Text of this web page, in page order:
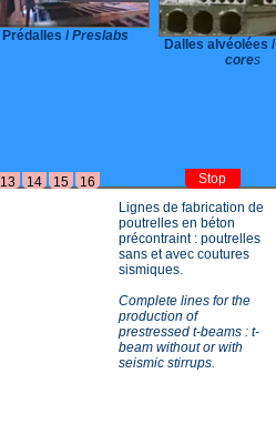
Prédalles / Preslabs
Dalles alvéolées /
cores
Stop
13 14 15
16
Lignes de fabrication de
poutrelles en béton
précontraint : poutrelles
sans et avec coutures
sismiques.
Complete lines for the
production of
prestressed t-beams : t-
beam without or with
seismic stirrups.